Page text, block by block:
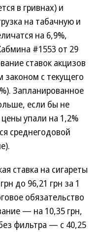
в гривнах) и
на табачную и
на 6,9%,
#1553 от 29
ставок акцизов
с текущего
Запланированное
если бы не
упали на 1,2%
среднегодовой
ставка на сигареты
до 96,21 грн за 1
обязательство
— на 10,35 грн,
фильтра — с 40,25